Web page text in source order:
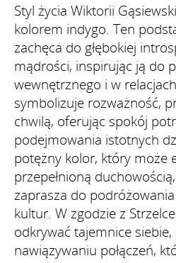
Styl życia Wiktorii
kolorem indygo. Ten
zachęca do głębokiej
mądrości, inspirując ją do
wewnętrznego i w
symbolizuje rozważność,
chwilą, oferując spokój
podejmowania istotnych
potężny kolor, który może
przepełnioną
zaprasza do
kultur. W zgodzie z
odkrywać tajemnice siebie,
nawiązywaniu połączeń,